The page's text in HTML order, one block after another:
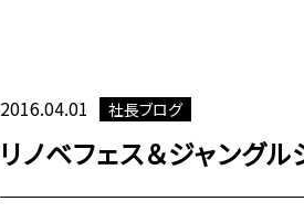
2016.04.01 社長ブログ
リノベフェス＆ジャングル